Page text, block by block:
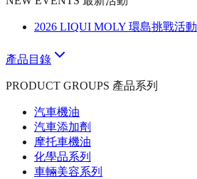
2026 LIQUI MOLY 環島挑戰活動
產品目錄
PRODUCT GROUPS 產品系列
汽車機油
汽車添加劑
摩托車機油
化學品系列
車輛美容系列